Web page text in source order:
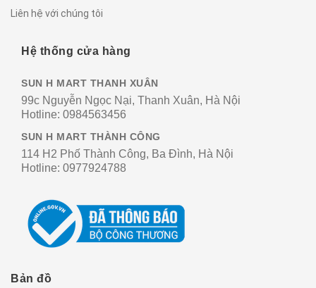
Liên hệ với chúng tôi
Hệ thống cửa hàng
SUN H MART THANH XUÂN
99c Nguyễn Ngọc Nại, Thanh Xuân, Hà Nội
Hotline: 0984563456
SUN H MART THÀNH CÔNG
114 H2 Phố Thành Công, Ba Đình, Hà Nội
Hotline: 0977924788
Bản đồ